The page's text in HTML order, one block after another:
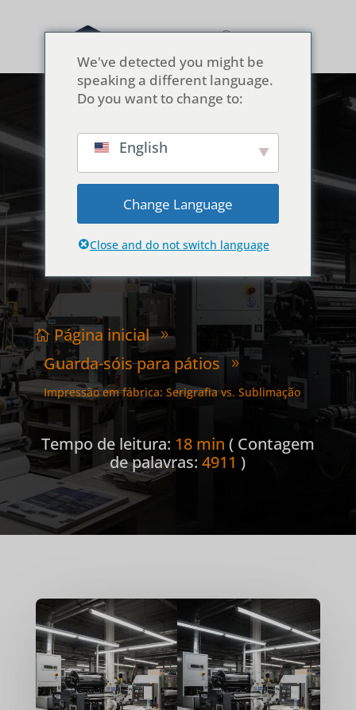
Impressão em fábrica:
Serigrafia vs.
Sublimação
 Página inicial 9
Guarda-sóis para pátios 9
Impressão em fábrica: Serigrafia vs. Sublimação
Tempo de leitura: 18 min ( Contagem
de palavras: 4911 )
We've detected you might be
speaking a different language.
Do you want to change to:
English
Change Language
Close and do not switch language